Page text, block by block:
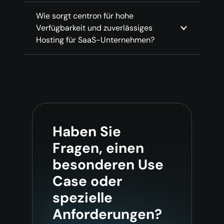
Wie sorgt centron für hohe
Verfügbarkeit und zuverlässiges
Hosting für SaaS-Unternehmen?
Haben Sie
Fragen, einen
besonderen Use
Case oder
spezielle
Anforderungen?